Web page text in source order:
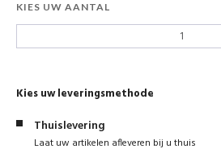
KIES UW AANTAL
Kies uw leveringsmethode
Thuislevering
Laat uw artikelen afleveren bij u thuis